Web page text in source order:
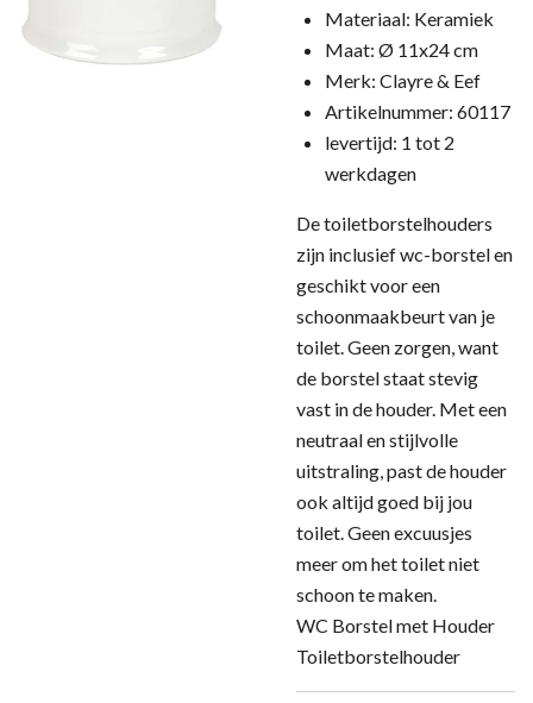
Materiaal: Keramiek
Maat: Ø 11x24 cm
Merk: Clayre & Eef
Artikelnummer: 60117
levertijd: 1 tot 2
werkdagen
De toiletborstelhouders
zijn inclusief wc-borstel en
geschikt voor een
schoonmaakbeurt van je
toilet. Geen zorgen, want
de borstel staat stevig
vast in de houder. Met een
neutraal en stijlvolle
uitstraling, past de houder
ook altijd goed bij jou
toilet. Geen excuusjes
meer om het toilet niet
schoon te maken.
WC Borstel met Houder
Toiletborstelhouder